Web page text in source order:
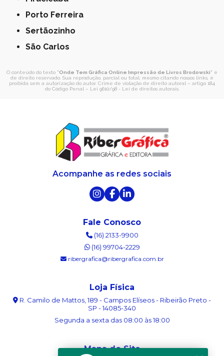
Porto Ferreira
Sertãozinho
São Carlos
O conteúdo do texto "Onde Tem Gráfica Online Impressão de Livros Brodowski" é
de direito reservado. Sua reprodução, parcial ou total, mesmo citando nossos links, é
proibida sem a autorização do autor. Crime de violação de direito autoral – artigo 184
do Código Penal – Lei 9610/98 - Lei de direitos autorais.
Acompanhe as redes sociais
Fale Conosco
(16) 2133-9900
(16) 99704-2229
ribergrafica@ribergrafica.com.br
Loja Física
R. Camilo de Mattos, 189 - Campos Elíseos - Ribeirão Preto -
SP - 14085-340
Segunda a sexta das 08:00 às 18:00
Mapa do Site